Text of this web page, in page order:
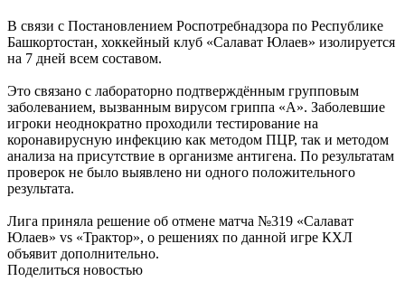
В связи с Постановлением Роспотребнадзора по Республике
Башкортостан, хоккейный клуб «Салават Юлаев» изолируется
на 7 дней всем составом.
Это связано с лабораторно подтверждённым групповым
заболеванием, вызванным вирусом гриппа «А». Заболевшие
игроки неоднократно проходили тестирование на
коронавирусную инфекцию как методом ПЦР, так и методом
анализа на присутствие в организме антигена. По результатам
проверок не было выявлено ни одного положительного
результата.
Лига приняла решение об отмене матча №319 «Салават
Юлаев» vs «Трактор», о решениях по данной игре КХЛ
объявит дополнительно.
Поделиться новостью